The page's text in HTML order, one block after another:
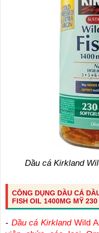
Dầu cá Kirkland
CÔNG DỤNG DẦU CÁ
FISH OIL 1400MG MỸ 230
- Dầu cá KirklandWild